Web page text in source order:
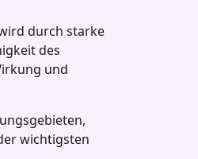
durch starke
des
und
wichtigsten